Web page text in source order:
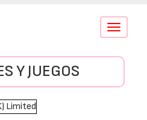
Conmutar
Y JUEGOS